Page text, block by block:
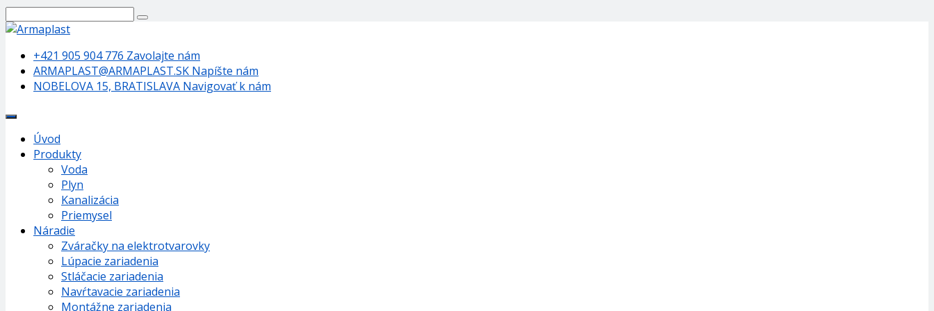
+421 905 904 776 Zavolajte nám
ARMAPLAST@ARMAPLAST.SK Napíšte nám
NOBELOVA 15, BRATISLAVA Navigovať k nám
Úvod
Produkty
Voda
Plyn
Kanalizácia
Priemysel
Náradie
Zváračky na elektrotvarovky
Lúpacie zariadenia
Stláčacie zariadenia
Navŕtavacie zariadenia
Montážne zariadenia